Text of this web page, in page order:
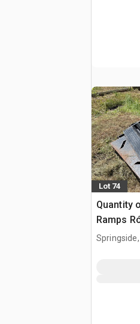
Lot 74
Quantity
Ramps
Springside,